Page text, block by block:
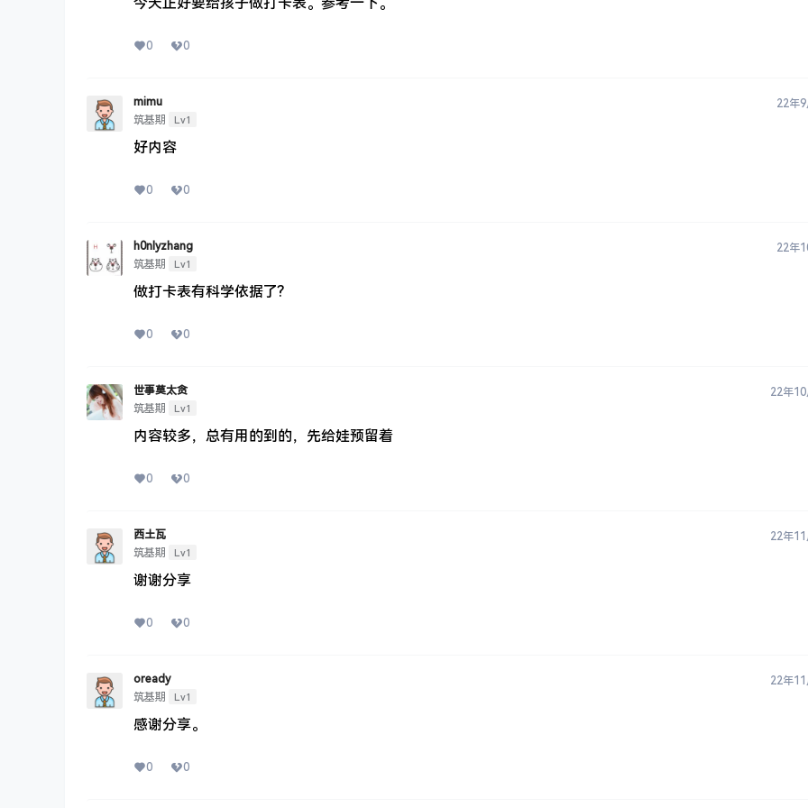
0 0
mimu
筑基期
Lv1
22年9
好内容
0 0
h0nlyzhang
筑基期
Lv1
22年
做打卡表有科学依据了?
0 0
世事莫太贪
筑基期
Lv1
22年10
内容较多，总有用的到的，先给娃预留着
0 0
西土瓦
筑基期
Lv1
22年11
谢谢分享
0 0
oready
筑基期
Lv1
22年11
感谢分享。
0 0